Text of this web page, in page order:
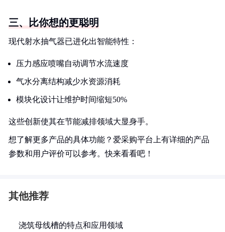
三、比你想的更聪明
现代射水抽气器已进化出智能特性：
压力感应喷嘴自动调节水流速度
气水分离结构减少水资源消耗
模块化设计让维护时间缩短50%
这些创新使其在节能减排领域大显身手。
想了解更多产品的具体功能？爱采购平台上有详细的产品
参数和用户评价可以参考。快来看看吧！
其他推荐
浇筑母线槽的特点和应用领域